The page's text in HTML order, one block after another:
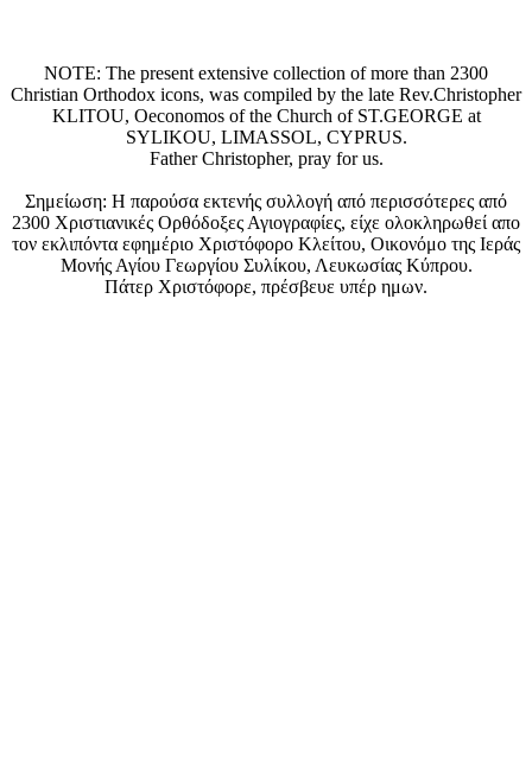
NOTE: The present extensive collection of more than 2300
Christian Orthodox icons, was compiled by the late Rev.Christopher
KLITOU, Oeconomos of the Church of ST.GEORGE at
SYLIKOU, LIMASSOL, CYPRUS.
Father Christopher, pray for us.
Σημείωση: Η παρούσα εκτενής συλλογή από περισσότερες από
2300 Χριστιανικές Ορθόδοξες Αγιογραφίες, είχε ολοκληρωθεί απο
τον εκλιπόντα εφημέριο Χριστόφορο Κλείτου, Οικονόμο της Ιεράς
Μονής Αγίου Γεωργίου Συλίκου, Λευκωσίας Κύπρου.
Πάτερ Χριστόφορε, πρέσβευε υπέρ ημων.